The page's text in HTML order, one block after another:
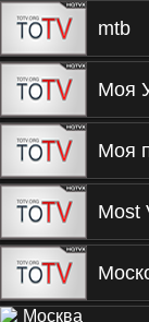
mtb
Моя
Моя
Most